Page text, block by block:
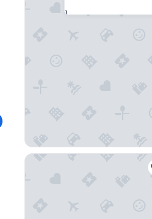
31
Hotel Clark